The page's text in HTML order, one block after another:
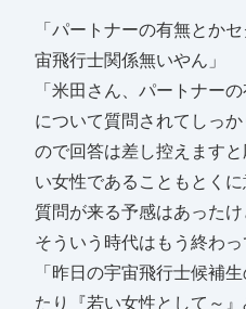
「パートナーの有無とか
宙飛行士関係無いやん」
「米田さん、パートナー
について質問されてしっ
ので回答は差し控えます
い女性であることもとく
質問が来る予感はあった
そういう時代はもう終わっ
「昨日の宇宙飛行士候補
たり『若い女性として～